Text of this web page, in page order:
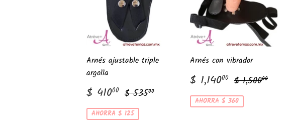
Arnés ajustable triple
argolla
Precio
de
venta
$ 41000 $
410.00
Precio habitual
$ 53500 $ 535.00
AHORRA $ 125
Arnés con vibrador
Precio
de
venta
$ 1,14000 $
1,140.00
Precio
$ 1,50000 $
AHORRA $ 360